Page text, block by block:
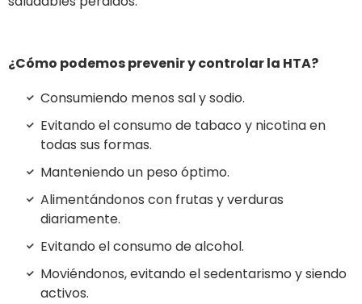
¿Cómo podemos prevenir y controlar la HTA?
Consumiendo menos sal y sodio.
Evitando el consumo de tabaco y nicotina en
todas sus formas.
Manteniendo un peso óptimo.
Alimentándonos con frutas y verduras
diariamente.
Evitando el consumo de alcohol.
Moviéndonos, evitando el sedentarismo y siendo
activos.